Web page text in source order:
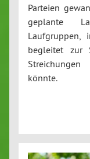
Parteien
geplante
Laufgruppen,
begleitet zur
könnte.